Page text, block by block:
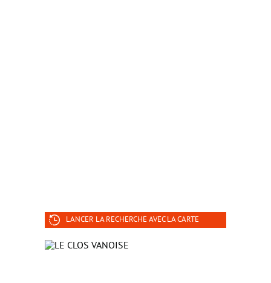
LANCER LA RECHERCHE AVEC LA CARTE